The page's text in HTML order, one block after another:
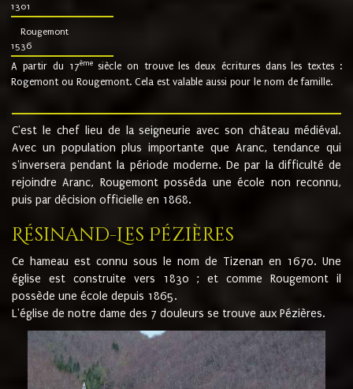
1301
Rougemont
1536
A partir du 17ème siècle on trouve les deux écritures dans les textes :
Rogemont ou Rougemont. Cela est valable aussi pour le nom de famille.
C'est le chef lieu de la seigneurie avec son château médiéval.
Avec un population plus importante que Aranc, tendance qui
s'inversera pendant la période moderne. De par la difficulté de
rejoindre Aranc, Rougemont posséda une école non reconnu,
puis par décision officielle en 1868.
Résinand-Les Pézières
Ce hameau est connu sous le nom de Tizenan en 1670. Une
église est construite vers 1830 ; et comme Rougemont il
possède une école depuis 1865.
L'église de notre dame des 7 douleurs se trouve aux Pézières.